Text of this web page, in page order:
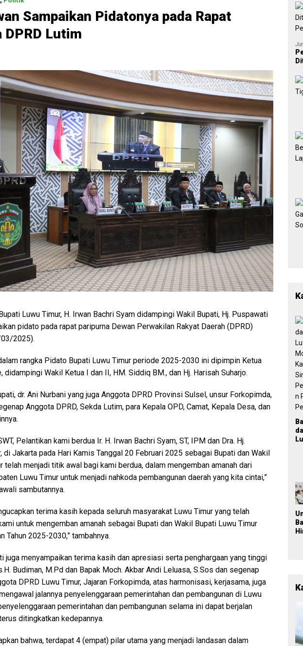
Sampaikan Pidatonya pada Rapat
DPRD Lutim
Bupati Luwu Timur, H. Irwan Bachri Syam didampingi Wakil Bupati, Hj. Puspawati
pidato pada rapat paripurna Dewan Perwakilan Rakyat Daerah (DPRD)
2025).
rangka Pidato Bupati Luwu Timur periode 2025-2030 ini dipimpin Ketua
didampingi Wakil Ketua I dan II, HM. Siddiq BM., dan Hj. Harisah Suharjo.
dr. Ani Nurbani yang juga Anggota DPRD Provinsi Sulsel, unsur Forkopimda,
Anggota DPRD, Sekda Lutim, para Kepala OPD, Camat, Kepala Desa, dan
Pelantikan kami berdua Ir. H. Irwan Bachri Syam, ST, IPM dan Dra. Hj.
di Jakarta pada Hari Kamis Tanggal 20 Februari 2025 sebagai Bupati dan Wakil
telah menjadi titik awal bagi kami berdua, dalam mengemban amanah dari
Luwu Timur untuk menjadi nahkoda pembangunan daerah yang kita cintai,”
sambutannya.
terima kasih kepada seluruh masyarakat Luwu Timur yang telah
untuk mengemban amanah sebagai Bupati dan Wakil Bupati Luwu Timur
Tahun 2025-2030,” tambahnya.
juga menyampaikan terima kasih dan apresiasi serta penghargaan yang tinggi
Budiman, M.Pd dan Bapak Moch. Akbar Andi Leluasa, S.Sos dan segenap
DPRD Luwu Timur, Jajaran Forkopimda, atas harmonisasi, kerjasama, juga
jalannya penyelenggaraan pemerintahan dan pembangunan di Luwu
pemerintahan dan pembangunan selama ini dapat berjalan
ditingkatkan kedepannya.
bahwa, terdapat 4 (empat) pilar utama yang menjadi landasan dalam
n